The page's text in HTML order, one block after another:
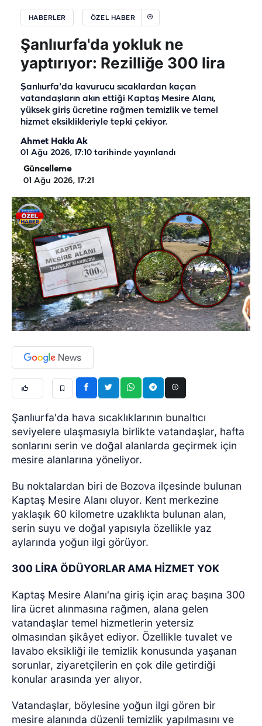
HABERLER ÖZEL HABER
Şanlıurfa'da yokluk ne
yaptırıyor: Rezilliğe 300 lira
Şanlıurfa'da kavurucu sıcaklardan kaçan
vatandaşların akın ettiği Kaptaş Mesire Alanı,
yüksek giriş ücretine rağmen temizlik ve temel
hizmet eksiklikleriyle tepki çekiyor.
Ahmet Hakkı Ak
01 Ağu 2026, 17:10 tarihinde yayınlandı
Güncelleme
01 Ağu 2026, 17:21
Şanlıurfa'da hava sıcaklıklarının bunaltıcı
seviyelere ulaşmasıyla birlikte vatandaşlar, hafta
sonlarını serin ve doğal alanlarda geçirmek için
mesire alanlarına yöneliyor.
Bu noktalardan biri de Bozova ilçesinde bulunan
Kaptaş Mesire Alanı oluyor. Kent merkezine
yaklaşık 60 kilometre uzaklıkta bulunan alan,
serin suyu ve doğal yapısıyla özellikle yaz
aylarında yoğun ilgi görüyor.
300 LİRA ÖDÜYORLAR AMA HİZMET YOK
Kaptaş Mesire Alanı'na giriş için araç başına 300
lira ücret alınmasına rağmen, alana gelen
vatandaşlar temel hizmetlerin yetersiz
olmasından şikâyet ediyor. Özellikle tuvalet ve
lavabo eksikliği ile temizlik konusunda yaşanan
sorunlar, ziyaretçilerin en çok dile getirdiği
konular arasında yer alıyor.
Vatandaşlar, böylesine yoğun ilgi gören bir
mesire alanında düzenli temizlik yapılmasını ve